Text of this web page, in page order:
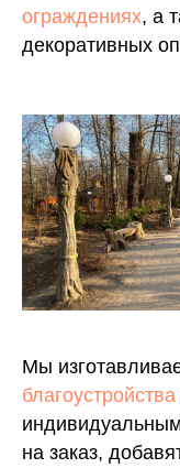
ограждениях, а
декоративных
Мы
на заказ,